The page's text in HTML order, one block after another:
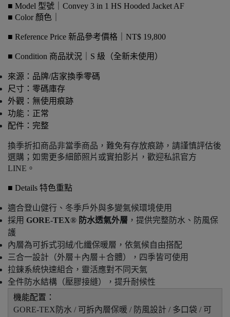
■ Model 型號｜Convey 3 in 1 HS Hooded Jacket AF
■ Color 顏色｜
■ Reference Price 新品參考價格｜NT$ 19,800
■ Condition 商品狀況｜S 級（全新未使用）
來源：品牌/店家換季零碼
尺寸：零碼庫存
外觀：無使用痕跡
功能：正常
配件：完整
換季折扣商品非當季商品，難免有存放痕跡，請謹慎評估後
選購；如需更多細節照片或實拍影片，歡迎私訊官方
LINE。
■ Details 特色重點
適合登山健行、冬季戶外與多變氣候環境使用
採用 GORE-TEX® 防水透氣外層 ，提供完整防水、防風保
護
內層為可拆式羽絨/化纖保暖層，依氣候自由搭配
三合一設計（外層＋內層＋合體），四季皆可使用
拉鍊系統快速組合，靈活應對不同天氣
全件防水結構（壓膠接縫），提升耐候性
機能配置：
GORE-TEX防水 / 可拆內層保暖 / 防風設計 / 多口袋 / 可